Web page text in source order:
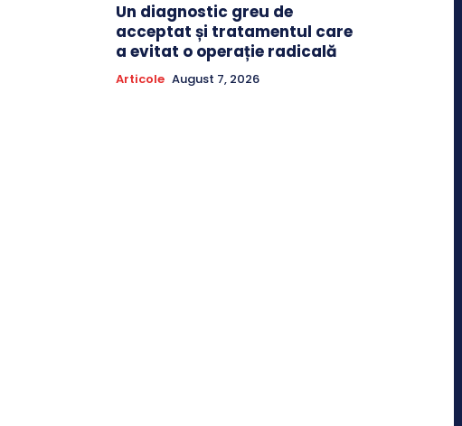
Un diagnostic greu de
acceptat și tratamentul care
a evitat o operație radicală
Articole August 7, 2026